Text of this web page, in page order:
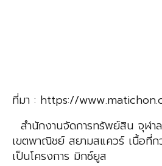
ที่มา : https://
สํานักงานจัดการทรัพย์สิน จุฬ
เขตพาณิชย์ สยามสแควร์ เนื้อที่
เป็นโครงการ มิกซ์ยูส